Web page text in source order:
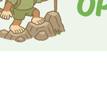
講座20210408